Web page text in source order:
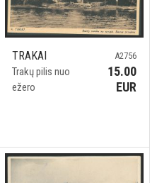
TRAKAI
Trakų pilis nuo
ežero
A2756
15.00
EUR